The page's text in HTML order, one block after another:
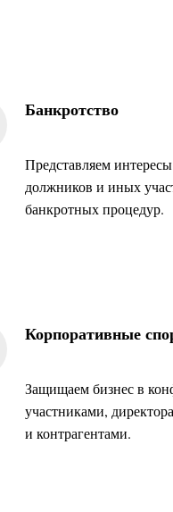
Банкротство
Представляем
должников и иных
банкротных процедур.
Корпоративные
Защищаем бизнес в
участниками,
и контрагентами.